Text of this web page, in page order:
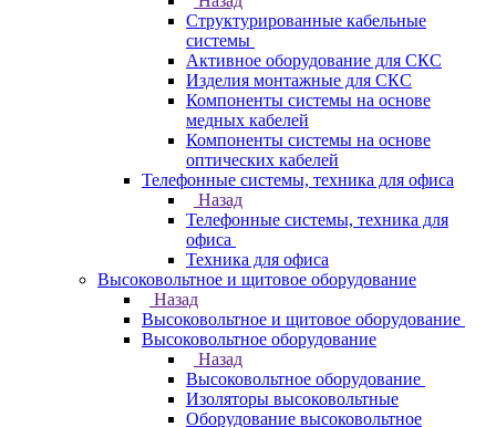
Структурированные кабельные
системы
Активное оборудование для СКС
Изделия монтажные для СКС
Компоненты системы на основе
медных кабелей
Компоненты системы на основе
оптических кабелей
Телефонные системы, техника для офиса
Назад
Телефонные системы, техника для
офиса
Техника для офиса
Высоковольтное и щитовое оборудование
Назад
Высоковольтное и щитовое оборудование
Высоковольтное оборудование
Назад
Высоковольтное оборудование
Изоляторы высоковольтные
Оборудование высоковольтное